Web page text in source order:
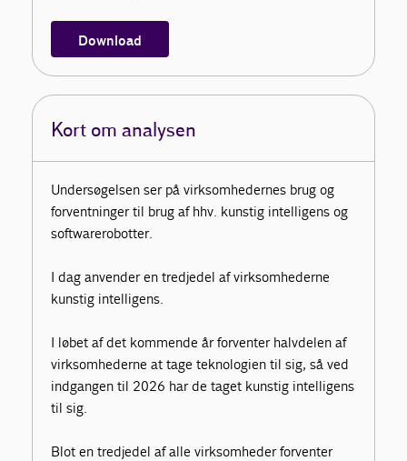
Download
Kort om analysen
Undersøgelsen ser på virksomhedernes brug og
forventninger til brug af hhv. kunstig intelligens og
softwarerobotter.
I dag anvender en tredjedel af virksomhederne
kunstig intelligens.
I løbet af det kommende år forventer halvdelen af
virksomhederne at tage teknologien til sig, så ved
indgangen til 2026 har de taget kunstig intelligens
til sig.
Blot en tredjedel af alle virksomheder forventer